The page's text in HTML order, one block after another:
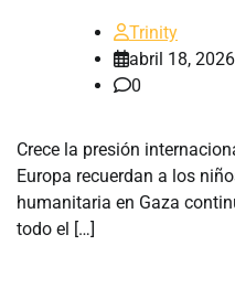
Trinity
abril 18, 2026
0
Crece la presión
Europa recuerdan a los
humanitaria en Gaza
todo el […]